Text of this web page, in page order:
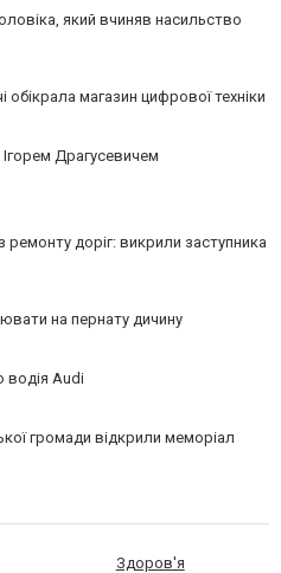
який вчиняв насильство
обікрала магазин цифрової техніки
Драгусевичем
ремонту доріг: викрили заступника
на пернату дичину
водія Audi
громади відкрили меморіал
Здоров'я